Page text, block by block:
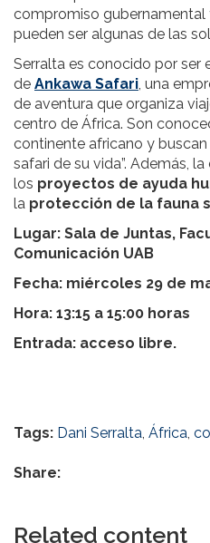
compromiso gubernamental
pueden ser algunas de las
Serralta es conocido por ser
de Ankawa Safari, una
de aventura que organiza
centro de África. Son
continente africano y buscan
safari de su vida”. Además,
los proyectos de ayuda
la protección de la fauna
Lugar: Sala de Juntas,
Comunicación UAB
Fecha: miércoles 29 de
Hora: 13:15 a 15:00 horas
Entrada: acceso libre.
Tags: Dani Serralta, África,
Share:
Related content